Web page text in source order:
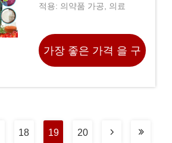
적용: 의약품 가공, 의료
가장 좋은 가격 을 구
18 19 20